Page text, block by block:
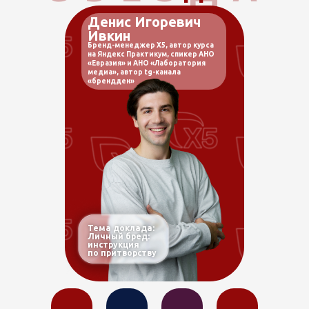
Бренд-менеджер Х5, автор курса
на Яндекс Практикум, спикер АНО
«Евразия» и АНО «Лаборатория
медиа», автор tg-канала
«брендден»
Денис Игоревич
Ивкин
Тема доклада:
Личный бред:
инструкция
по притворству